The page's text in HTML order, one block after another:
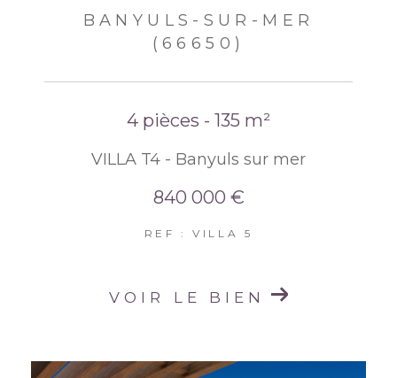
BANYULS-SUR-MER
(66650)
4 pièces - 135 m²
VILLA T4 - Banyuls sur mer
840 000 €
REF : VILLA 5
VOIR LE BIEN